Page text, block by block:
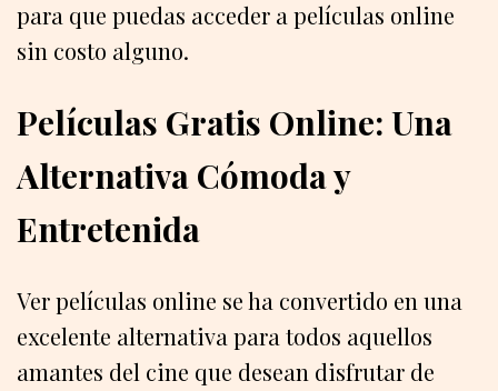
para que puedas acceder a películas online
sin costo alguno.
Películas Gratis Online: Una
Alternativa Cómoda y
Entretenida
Ver películas online se ha convertido en una
excelente alternativa para todos aquellos
amantes del cine que desean disfrutar de